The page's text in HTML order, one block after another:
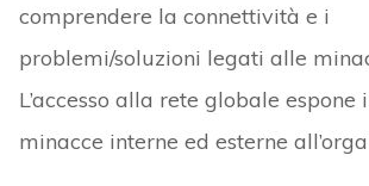
comprendere la connettività e i
problemi/soluzioni legati alle
L’accesso alla rete globale
minacce interne ed esterne